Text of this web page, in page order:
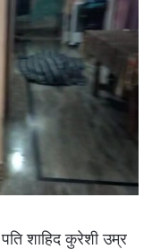
शाहिद कुरेशी उम्र